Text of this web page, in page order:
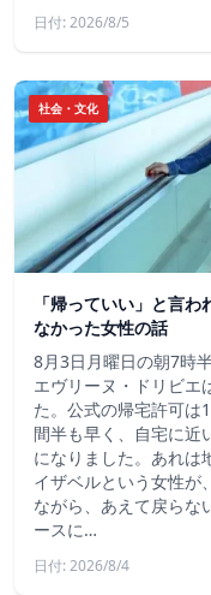
日付: 2026/8/5
社会・文化
「帰っていい」と言
なかった女性の話
8月3日月曜日の朝7時
エヴリーヌ・ドリビエ
た。公式の帰宅許可は
間半も早く、自宅に近
になりました。あれは
イザベルという女性が
ながら、あえて戻らな
ースに…
日付: 2026/8/4